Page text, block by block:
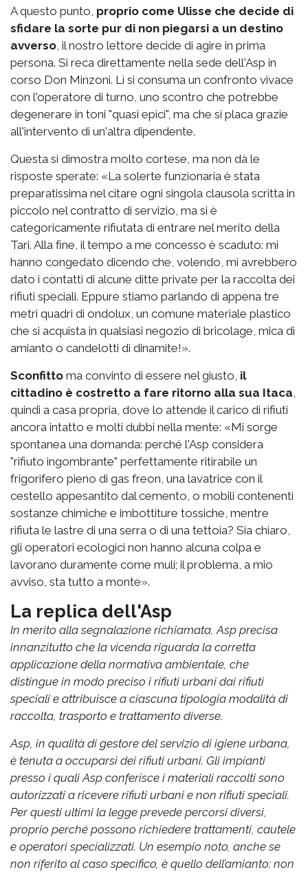
A questo punto, proprio come Ulisse che decide di
sfidare la sorte pur di non piegarsi a un destino
avverso , il nostro lettore decide di agire in prima
persona. Si reca direttamente nella sede dell'Asp in
corso Don Minzoni. Lì si consuma un confronto vivace
con l'operatore di turno, uno scontro che potrebbe
degenerare in toni "quasi epici", ma che si placa grazie
all'intervento di un'altra dipendente.
Questa si dimostra molto cortese, ma non dà le
risposte sperate: «La solerte funzionaria è stata
preparatissima nel citare ogni singola clausola scritta in
piccolo nel contratto di servizio, ma si è
categoricamente rifiutata di entrare nel merito della
Tari. Alla fine, il tempo a me concesso è scaduto: mi
hanno congedato dicendo che, volendo, mi avrebbero
dato i contatti di alcune ditte private per la raccolta dei
rifiuti speciali. Eppure stiamo parlando di appena tre
metri quadri di ondolux, un comune materiale plastico
che si acquista in qualsiasi negozio di bricolage, mica di
amianto o candelotti di dinamite!».
Sconfitto ma convinto di essere nel giusto, il
cittadino è costretto a fare ritorno alla sua Itaca
quindi a casa propria, dove lo attende il carico di rifiuti
ancora intatto e molti dubbi nella mente: «Mi sorge
spontanea una domanda: perché l'Asp considera
"rifiuto ingombrante" perfettamente ritirabile un
frigorifero pieno di gas freon, una lavatrice con il
cestello appesantito dal cemento, o mobili contenenti
sostanze chimiche e imbottiture tossiche, mentre
rifiuta le lastre di una serra o di una tettoia? Sia chiaro,
gli operatori ecologici non hanno alcuna colpa e
lavorano duramente come muli; il problema, a mio
avviso, sta tutto a monte».
La replica dell'Asp
In merito alla segnalazione richiamata, Asp precisa
innanzitutto che la vicenda riguarda la corretta
applicazione della normativa ambientale, che
distingue in modo preciso i rifiuti urbani dai rifiuti
speciali e attribuisce a ciascuna tipologia modalità di
raccolta, trasporto e trattamento diverse.
Asp, in qualità di gestore del servizio di igiene urbana,
è tenuta a occuparsi dei rifiuti urbani. Gli impianti
presso i quali Asp conferisce i materiali raccolti sono
autorizzati a ricevere rifiuti urbani e non rifiuti speciali.
Per questi ultimi la legge prevede percorsi diversi,
proprio perché possono richiedere trattamenti, cautele
e operatori specializzati. Un esempio noto, anche se
non riferito al caso specifico, è quello dell’amianto: non